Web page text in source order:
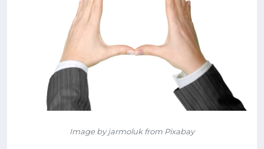
Image by jarmoluk from Pixabay